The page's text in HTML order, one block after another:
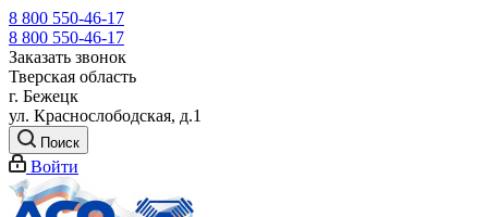
8 800 550-46-17
8 800 550-46-17
Заказать звонок
Тверская область
г. Бежецк
ул. Краснослободская, д.1
Поиск
Войти